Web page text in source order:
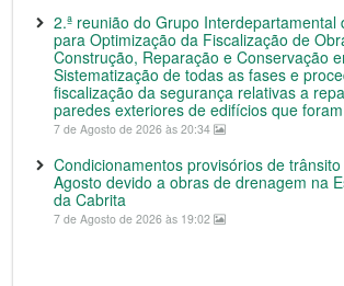
2.ª reunião do Grupo Interdepartamental
para Optimização da Fiscalização de
Construção, Reparação e Conservação
Sistematização de todas as fases e
fiscalização da segurança relativas a
paredes exteriores de edifícios que
7 de Agosto de 2026 às 20:34
Condicionamentos provisórios de
Agosto devido a obras de drenagem na
da Cabrita
7 de Agosto de 2026 às 19:02